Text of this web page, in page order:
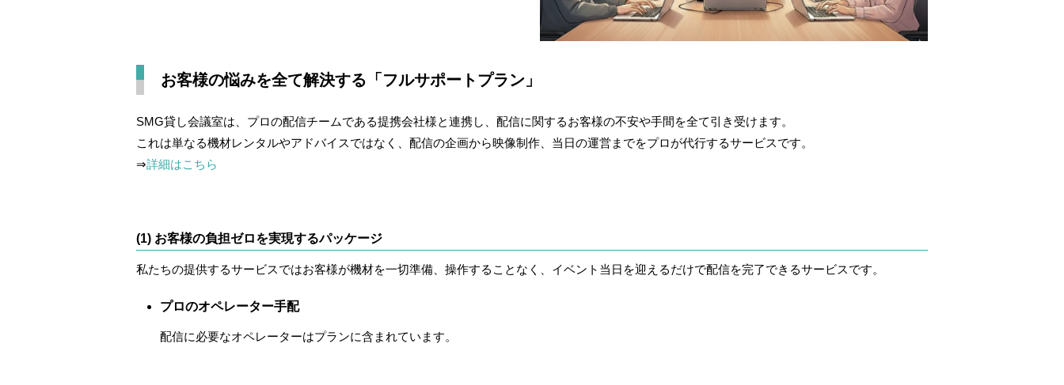
お客様の悩みを全て解決する「フルサポートプラン」
SMG貸し会議室は、プロの配信チームである提携会社様と連携し、配信に関するお客様の不安や手間を全て引き受けます。
これは単なる機材レンタルやアドバイスではなく、 配信の企画から映像制作、当日の運営までをプロが代行するサービスです。
⇒詳細はこちら
(1) お客様の負担ゼロを実現するパッケージ
私たちの提供するサービスではお客様が機材を一切準備、操作することなく、 イベント当日を迎えるだけで配信を完了できるサービスです。
プロのオペレーター手配
配信に必要なオペレーターはプランに含まれています。